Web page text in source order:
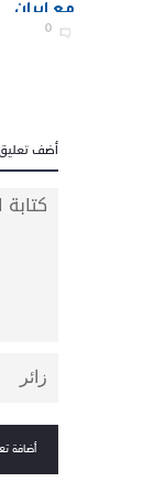
مع إيران
0
أضف